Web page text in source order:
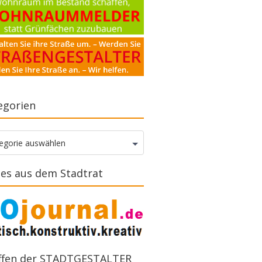
auswählen
aus dem Stadtrat
der STADTGESTALTER